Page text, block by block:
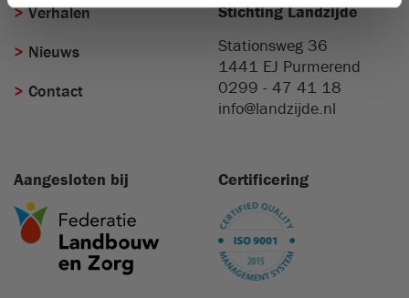
Verhalen
Nieuws
Contact
Stichting Landzijde
Stationsweg 36
1441 EJ Purmerend
0299 - 47 41 18
info@landzijde.nl
Aangesloten bij Certificering